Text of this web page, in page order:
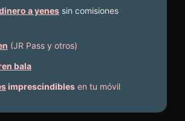
a yenes sin comisiones
(JR Pass y otros)
bala
imprescindibles en tu móvil